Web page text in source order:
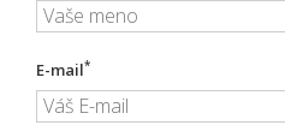
E-mail*